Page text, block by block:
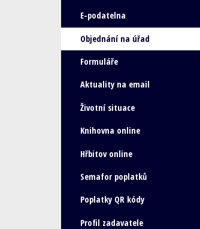
E-podatelna
Objednání na úřad
Formuláře
Aktuality na email
Životní situace
Knihovna online
Hřbitov online
Semafor poplatků
Poplatky QR kódy
Profil zadavatele